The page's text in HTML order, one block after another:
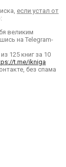
если устал от
великим
на Telegram-
125 книг за 10
t.me/ikniga
без спама